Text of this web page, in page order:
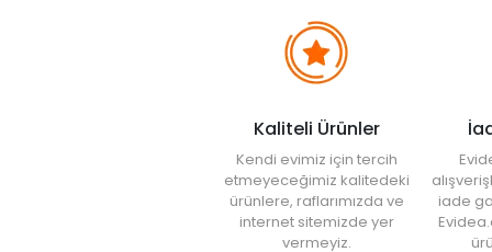
gibi hortum
tarz sensörlü
durumlar
bağlantı
edilir.
Silikon
alışveriş
Kaliteli Ürünler
Kendi evimiz için tercih
etmeyeceğimiz kalitedeki
ürünlere, raflarımızda ve
internet sitemizde yer
vermeyiz.
iade